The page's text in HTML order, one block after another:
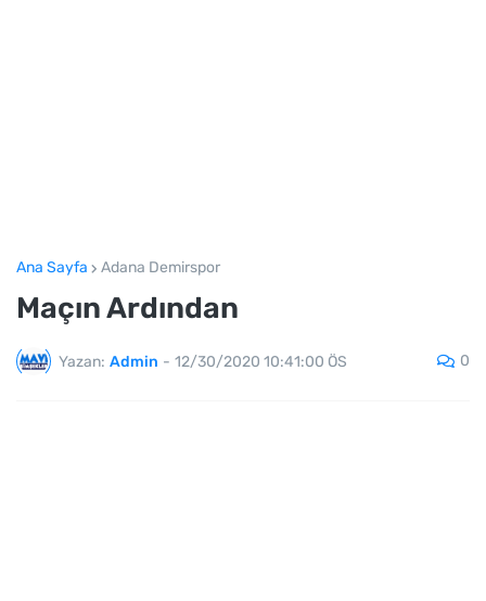
Ana Sayfa Adana Demirspor
Maçın Ardından
Yazan: Admin - 12/30/2020 10:41:00 ÖS 0